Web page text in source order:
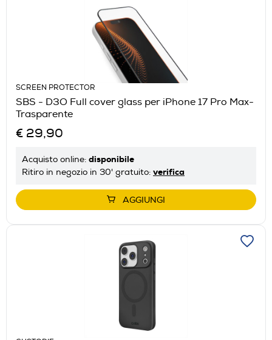
SCREEN PROTECTOR
SBS - D3O Full cover glass per iPhone 17 Pro Max-
Trasparente
€ 29,90
Acquisto online: disponibile
Ritiro in negozio in 30' gratuito: verifica
AGGIUNGI